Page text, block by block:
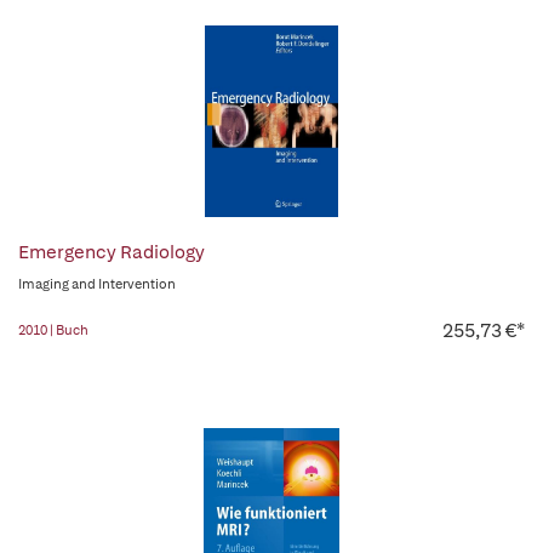
Emergency Radiology
Imaging and Intervention
2010 | Buch 255,73 €*